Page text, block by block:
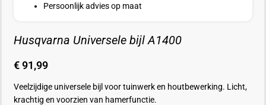
Persoonlijk advies op maat
Husqvarna Universele bijl A1400
€91,99
Veelzijdige universele bijl voor tuinwerk en houtbewerking. Licht,
krachtig en voorzien van hamerfunctie.